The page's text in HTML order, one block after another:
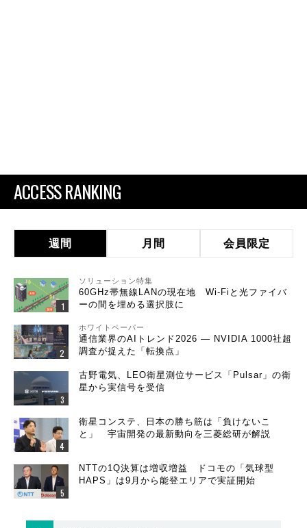
ACCESS RANKING
週間 月間 会員限定
ソリューション特集
60GHz帯無線LANの現在地 Wi-Fiと光ファイバ
ーの間を埋める選択肢に
ホワイトペーパー
通信業界のAIトレンド2026 ― NVIDIA 1000社超
調査が捉えた「転換点」
古野電気、LEO衛星測位サービス「Pulsar」の衛
星から実信号を受信
衛星コンステ、日本の勝ち筋は「負けないこ
と」 宇宙開発の最新動向を三菱総研が解説
NTTの1Q決算は増収増益 ドコモの「気球型
HAPS」は9月から能登エリアで実証開始